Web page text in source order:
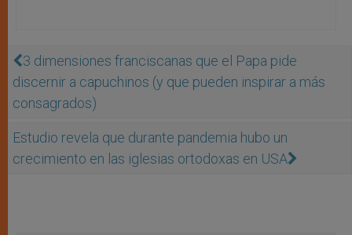
3 dimensiones franciscanas que el Papa pide
discernir a capuchinos (y que pueden inspirar a más
consagrados)
Estudio revela que durante pandemia hubo un
crecimiento en las iglesias ortodoxas en USA